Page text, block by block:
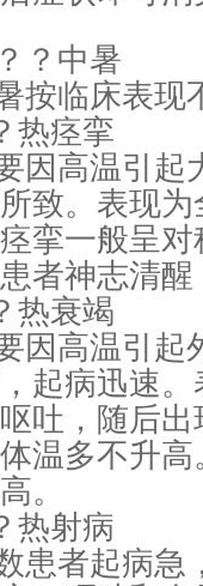
？中暑
按临床表现
热痉挛
因高温引起
致。表现
挛一般呈
者神志清
热衰竭
因高温引起
起病迅速
吐，随后
温多不升
。
热射病
患者起病急